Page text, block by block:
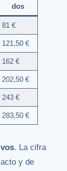
dos
81 €
121,50 €
162 €
202,50 €
243 €
283,50 €
. La cifra
y de